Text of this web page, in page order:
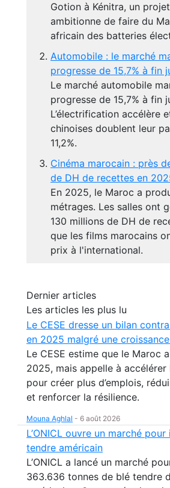
Gotion à Kénitra, un
ambitionne de faire du
africain des batteries
Automobile : le marché
progresse de 15,7% à fin
Le marché automobile
progresse de 15,7% à fin
L’électrification accélère
chinoises doublent leur
11,2%.
Cinéma marocain : près
de DH de recettes en
En 2025, le Maroc a
métrages. Les salles ont
130 millions de DH de
que les films marocains
prix à l'international.
Dernier articles
Les articles les plus lu
Le CESE dresse un bilan
en 2025 malgré une
Le CESE estime que le Maroc
2025, mais appelle à accélérer
pour créer plus d’emplois,
et renforcer la résilience.
Mouna Aghlal - 6 août 2026
L’ONICL ouvre un marché
tendre américain
L’ONICL a lancé un marché
363.636 tonnes de blé tendre